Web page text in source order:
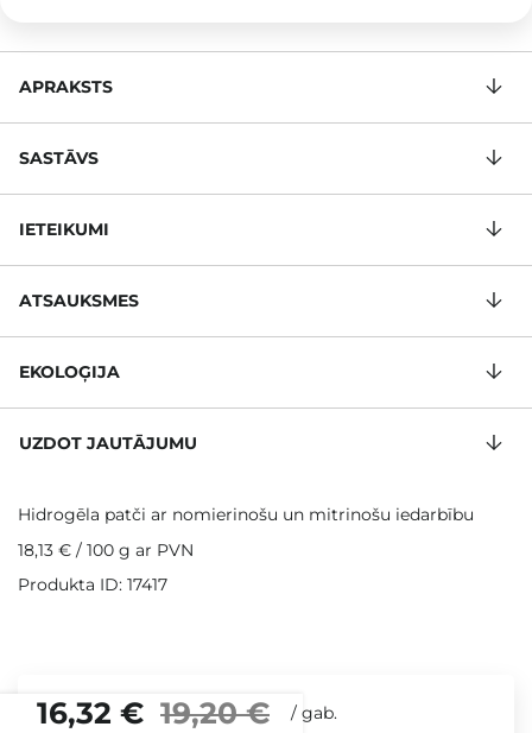
16,32 € 19,20 € / gab.
APRAKSTS
SASTĀVS
IETEIKUMI
ATSAUKSMES
EKOLOĢIJA
UZDOT JAUTĀJUMU
Hidrogēla patči ar nomierinošu un mitrinošu iedarbību
18,13 € / 100 g ar PVN
Produkta ID: 17417